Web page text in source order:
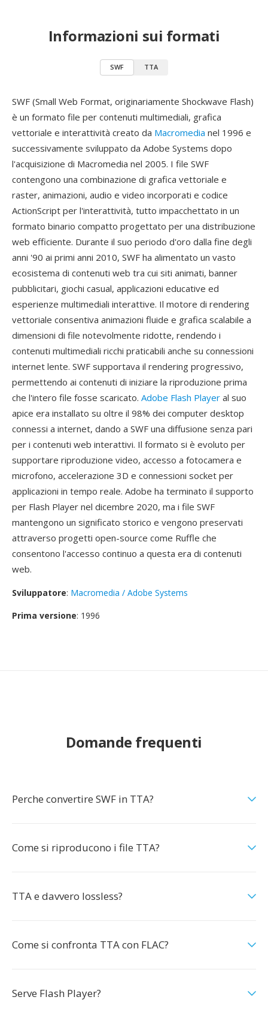
Informazioni sui formati
SWF TTA
SWF (Small Web Format, originariamente Shockwave Flash)
è un formato file per contenuti multimediali, grafica
vettoriale e interattività creato da Macromedia nel 1996 e
successivamente sviluppato da Adobe Systems dopo
l'acquisizione di Macromedia nel 2005. I file SWF
contengono una combinazione di grafica vettoriale e
raster, animazioni, audio e video incorporati e codice
ActionScript per l'interattività, tutto impacchettato in un
formato binario compatto progettato per una distribuzione
web efficiente. Durante il suo periodo d'oro dalla fine degli
anni '90 ai primi anni 2010, SWF ha alimentato un vasto
ecosistema di contenuti web tra cui siti animati, banner
pubblicitari, giochi casual, applicazioni educative ed
esperienze multimediali interattive. Il motore di rendering
vettoriale consentiva animazioni fluide e grafica scalabile a
dimensioni di file notevolmente ridotte, rendendo i
contenuti multimediali ricchi praticabili anche su connessioni
internet lente. SWF supportava il rendering progressivo,
permettendo ai contenuti di iniziare la riproduzione prima
che l'intero file fosse scaricato. Adobe Flash Player al suo
apice era installato su oltre il 98% dei computer desktop
connessi a internet, dando a SWF una diffusione senza pari
per i contenuti web interattivi. Il formato si è evoluto per
supportare riproduzione video, accesso a fotocamera e
microfono, accelerazione 3D e connessioni socket per
applicazioni in tempo reale. Adobe ha terminato il supporto
per Flash Player nel dicembre 2020, ma i file SWF
mantengono un significato storico e vengono preservati
attraverso progetti open-source come Ruffle che
consentono l'accesso continuo a questa era di contenuti
web.
Sviluppatore: Macromedia / Adobe Systems
Prima versione: 1996
Domande frequenti
Perche convertire SWF in TTA?
Come si riproducono i file TTA?
TTA e davvero lossless?
Come si confronta TTA con FLAC?
Serve Flash Player?